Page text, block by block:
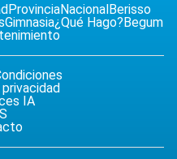
ProvinciaNacionalBerisso
Gimnasia¿Qué Hago?Begum
IA